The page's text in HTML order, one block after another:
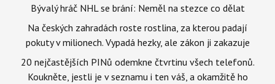
Bývalý hráč NHL se brání: Neměl na stezce co dělat
Na českých zahradách roste rostlina, za kterou padají
pokuty v milionech. Vypadá hezky, ale zákon ji zakazuje
20 nejčastějších PINů odemkne čtvrtinu všech telefonů.
Koukněte, jestli je v seznamu i ten váš, a okamžitě ho